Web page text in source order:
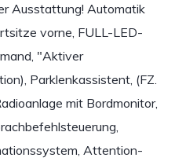
Ausstattung! Automatik
vorne, FULL-LED-
"Aktiver
Parklenkassistent, (FZ.
mit Bordmonitor,
Attention-